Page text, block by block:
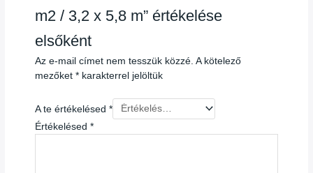
m2 / 3,2 x 5,8 m” értékelése
elsőként
Az e-mail címet nem tesszük közzé. A kötelező
mezőket* karakterrel jelöltük
A te értékelésed*
Értékelésed*